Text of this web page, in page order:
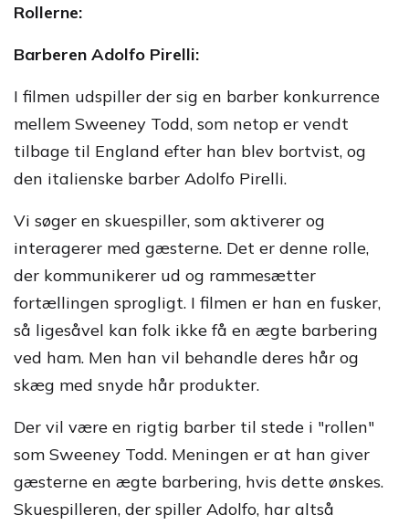
Rollerne:
Barberen Adolfo Pirelli:
I filmen udspiller der sig en barber konkurrence
mellem Sweeney Todd, som netop er vendt
tilbage til England efter han blev bortvist, og
den italienske barber Adolfo Pirelli.
Vi søger en skuespiller, som aktiverer og
interagerer med gæsterne. Det er denne rolle,
der kommunikerer ud og rammesætter
fortællingen sprogligt. I filmen er han en fusker,
så ligesåvel kan folk ikke få en ægte barbering
ved ham. Men han vil behandle deres hår og
skæg med snyde hår produkter.
Der vil være en rigtig barber til stede i "rollen"
som Sweeney Todd. Meningen er at han giver
gæsterne en ægte barbering, hvis dette ønskes.
Skuespilleren, der spiller Adolfo, har altså